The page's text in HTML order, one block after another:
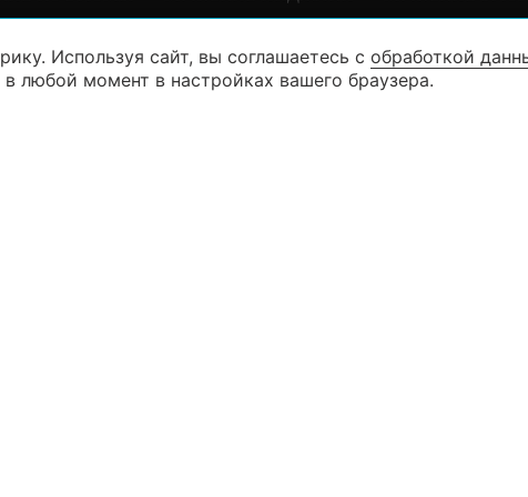
КАТАЛОГ
КОНТАКТЫ
8 (846)
8 (927)
Используя сайт, вы соглашаетесь с обработкой
любой момент в настройках вашего браузера.